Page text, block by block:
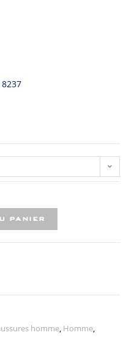
PANIER
homme, Homme,